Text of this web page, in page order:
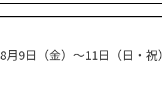
8月9日（金）〜11日（日・祝）